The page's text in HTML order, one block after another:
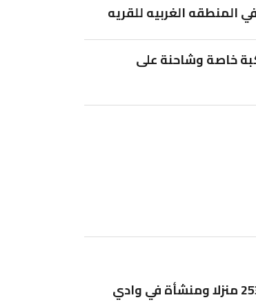
المنطقه الغربيه للقريه
خاصة وشاحنة على
أزمة السكن: السلطات تصدر أوامر هدم لـ253 منزلا ومنشأة في وادي